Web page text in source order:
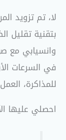
لا، تم تزويد
بتقنية تقليل
وانسيابي مع
في السرعات
للمذاكرة،
احصلي عليها